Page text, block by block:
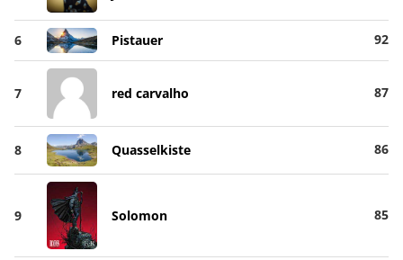
6 Pistauer 92
7 red carvalho 87
8 Quasselkiste 86
9 Solomon 85